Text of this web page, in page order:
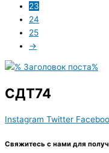
23
24
25
→
СДТ74
Instagram Twitter
Свяжитесь с нами для